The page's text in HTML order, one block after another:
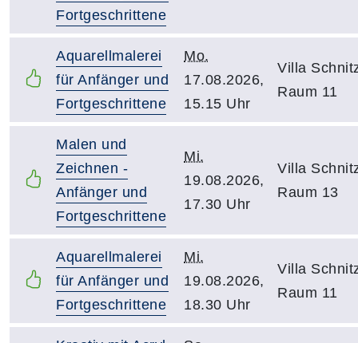
Fortgeschrittene
Aquarellmalerei
für Anfänger und
Fortgeschrittene
Mo.
17.08.2026,
15.15 Uhr
Villa
Raum 11
Malen und
Zeichnen -
Anfänger und
Fortgeschrittene
Mi.
19.08.2026,
17.30 Uhr
Villa
Raum 13
Aquarellmalerei
für Anfänger und
Fortgeschrittene
Mi.
19.08.2026,
18.30 Uhr
Villa
Raum 11